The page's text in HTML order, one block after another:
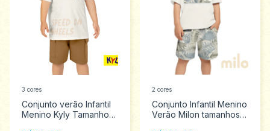
Conjunto verão Infantil
Menino Kyly Tamanhos
3 cores
Conjunto Infantil Menino
Verão Milon tamanhos 3
2 cores